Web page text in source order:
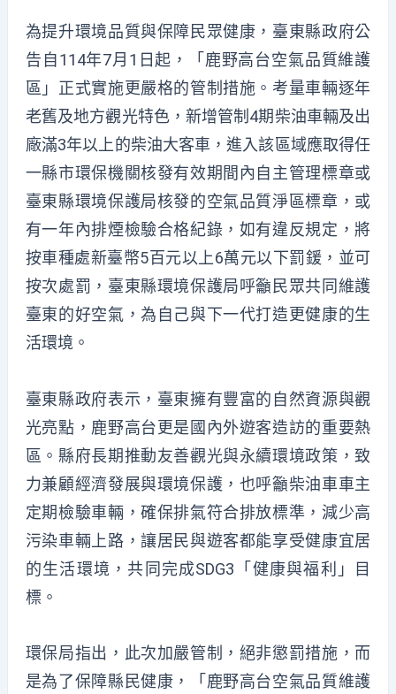
為提升環境品質與保障民眾健康，臺東縣政府公
告自114年7月1日起，「鹿野高台空氣品質維護
區」正式實施更嚴格的管制措施。考量車輛逐年
老舊及地方觀光特色，新增管制4期柴油車輛及出
廠滿3年以上的柴油大客車，進入該區域應取得任
一縣市環保機關核發有效期間內自主管理標章或
臺東縣環境保護局核發的空氣品質淨區標章，或
有一年內排煙檢驗合格紀錄，如有違反規定，將
按車種處新臺幣5百元以上6萬元以下罰鍰，並可
按次處罰，臺東縣環境保護局呼籲民眾共同維護
臺東的好空氣，為自己與下一代打造更健康的生
活環境。
臺東縣政府表示，臺東擁有豐富的自然資源與觀
光亮點，鹿野高台更是國內外遊客造訪的重要熱
區。縣府長期推動友善觀光與永續環境政策，致
力兼顧經濟發展與環境保護，也呼籲柴油車車主
定期檢驗車輛，確保排氣符合排放標準，減少高
污染車輛上路，讓居民與遊客都能享受健康宜居
的生活環境，共同完成SDG3「健康與福利」目
標。
環保局指出，此次加嚴管制，絕非懲罰措施，而
是為了保障縣民健康，「鹿野高台空氣品質維護